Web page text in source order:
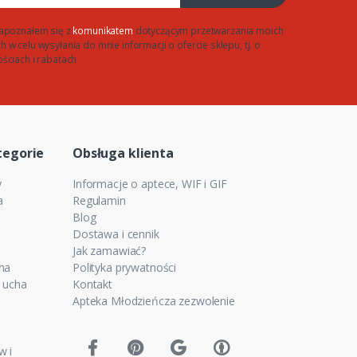
się zkomunikatem dotyczącym przetwarzania moich
w celu wysyłania do mnie informacji o ofercie sklepu, tj. o
i rabatach
i
Obsługa klienta
Informacje o aptece, WIF i GIF
Regulamin
Blog
Dostawa i cennik
Jak zamawiać?
Polityka prywatności
Kontakt
Apteka Młodzieńcza zezwolenie